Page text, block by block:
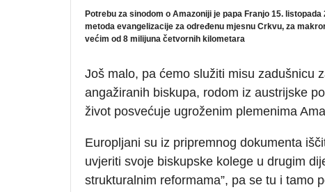
Potrebu za sinodom o Amazoniji je papa Franjo 15.
metoda evangelizacije za određenu mjesnu Crkvu, za
većim od 8 milijuna četvornih kilometara
Još malo, pa ćemo služiti misu zadušnicu
angažiranih biskupa, rodom iz austrijske
život posvećuje ugroženim plemenima
Europljani su iz pripremnog dokumenta
uvjeriti svoje biskupske kolege u drugim
strukturalnim reformama”, pa se tu i tamo